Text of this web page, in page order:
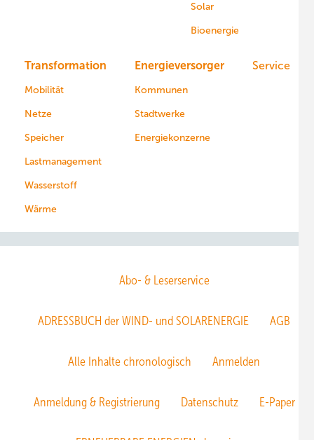
Solar
Bioenergie
Transformation
Mobilität
Netze
Speicher
Lastmanagement
Wasserstoff
Wärme
Energieversorger
Kommunen
Stadtwerke
Energiekonzerne
Service
Abo- & Leserservice
ADRESSBUCH der WIND- und SOLARENERGIE AGB
Alle Inhalte chronologisch Anmelden
Anmeldung & Registrierung Datenschutz E-Paper